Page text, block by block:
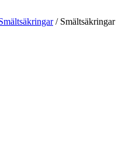
/ Smältsäkringar